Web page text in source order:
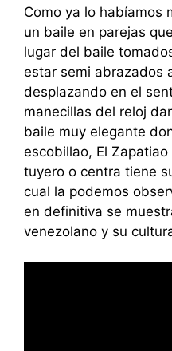
Como ya lo habíamos
un baile en parejas
lugar del baile
estar semi abrazados
desplazando en el
manecillas del reloj
baile muy elegante
escobillao, El Zapatiao
tuyero o centra tiene
cual la podemos
en definitiva se
venezolano y su